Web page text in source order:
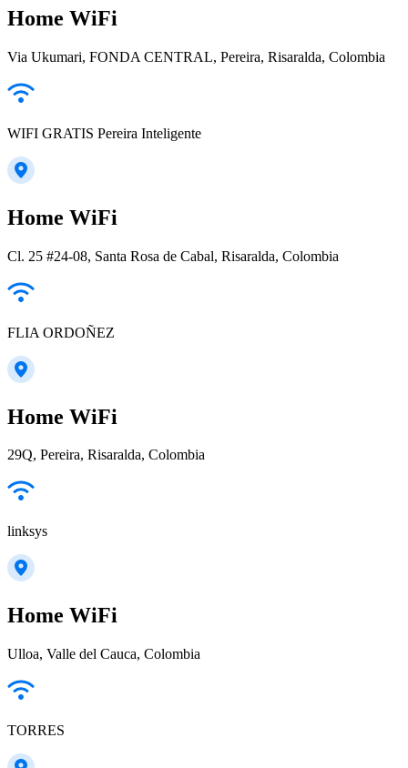
Home WiFi
Via Ukumari, FONDA CENTRAL, Pereira, Risaralda, Colombia
WIFI GRATIS Pereira Inteligente
Home WiFi
Cl. 25 #24-08, Santa Rosa de Cabal, Risaralda, Colombia
FLIA ORDOÑEZ
Home WiFi
29Q, Pereira, Risaralda, Colombia
linksys
Home WiFi
Ulloa, Valle del Cauca, Colombia
TORRES